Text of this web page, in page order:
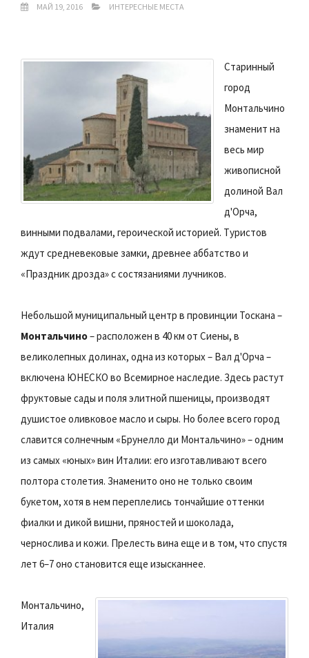
МАЙ 19, 2016 ИНТЕРЕСНЫЕ МЕСТА
Старинный
город
Монтальчино
знаменит на
весь мир
живописной
долиной Вал
д'Oрча,
винными подвалами, героической историей. Туристов
ждут средневековые замки, древнее аббатство и
«Праздник дрозда» с состязаниями лучников.
Небольшой муниципальный центр в провинции Тоскана –
Монтальчино– расположен в 40 км от Сиены, в
великолепных долинах, одна из которых – Вал д'Oрча –
включена ЮНЕСКО во Всемирное наследие. Здесь растут
фруктовые сады и поля элитной пшеницы, производят
душистое оливковое масло и сыры. Но более всего город
славится солнечным «Брунелло ди Монтальчино» – одним
из самых «юных» вин Италии: его изготавливают всего
полтора столетия. Знаменито оно не только своим
букетом, хотя в нем переплелись тончайшие оттенки
фиалки и дикой вишни, пряностей и шоколада,
чернослива и кожи. Прелесть вина еще и в том, что спустя
лет 6–7 оно становится еще изысканнее.
Монтальчино,
Италия